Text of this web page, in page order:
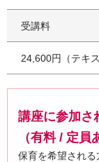
受講料
24,600円（テキ
講座に参加さ
（有料 / 定員
保育を希望され